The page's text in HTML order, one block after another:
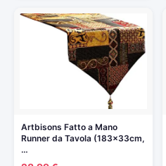
Artbisons Fatto a Mano
Runner da Tavola (183x33cm,
…